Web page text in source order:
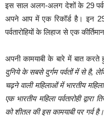
इस साल अलग-अलग देशों के 29
अपने आप में एक रिकॉर्ड है। इन 29
पर्वतारोहियों के लिहाज से एक
अपनी कामयाबी के बारे में बात करते
दुनिये के सबसे दुर्गम पर्वतों में से है,
चढ़ने वाली महिलाओं में भारतीय महिला
एक भारतीय महिला पर्वतारोही
को शीतल की इस कामयाबी पर गर्व